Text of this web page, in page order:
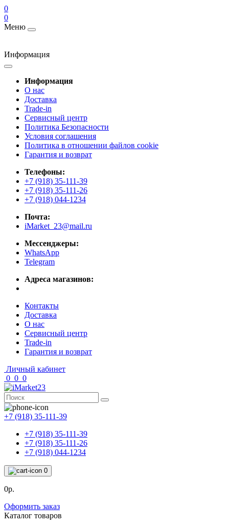
0
0
Меню
Информация
Информация
О нас
Доставка
Trade-in
Сервисный центр
Политика Безопасности
Условия соглашения
Политика в отношении файлов cookie
Гарантия и возврат
Телефоны:
+7 (918) 35-111-39
+7 (918) 35-111-26
+7 (918) 044-1234
Почта:
iMarket_23@mail.ru
Мессенджеры:
WhatsApp
Telegram
Адреса магазинов:
Контакты
Доставка
О нас
Сервисный центр
Trade-in
Гарантия и возврат
Личный кабинет
0 0 0
+7 (918) 35-111-39
+7 (918) 35-111-39
+7 (918) 35-111-26
+7 (918) 044-1234
0
0р.
Оформить заказ
Каталог товаров